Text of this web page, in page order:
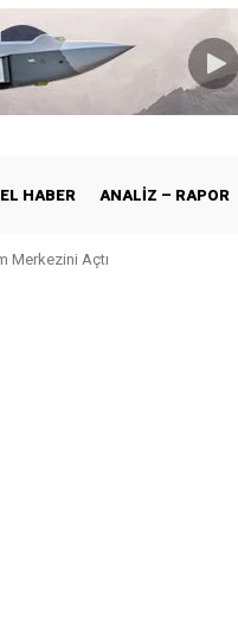
HABER ANALIZ – RAPOR
Merkezini Açtı